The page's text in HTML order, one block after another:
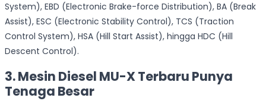
System), EBD (Electronic Brake-force Distribution), BA (Break
Assist), ESC (Electronic Stability Control), TCS (Traction
Control System), HSA (Hill Start Assist), hingga HDC (Hill
Descent Control).
3. Mesin Diesel MU-X Terbaru Punya
Tenaga Besar